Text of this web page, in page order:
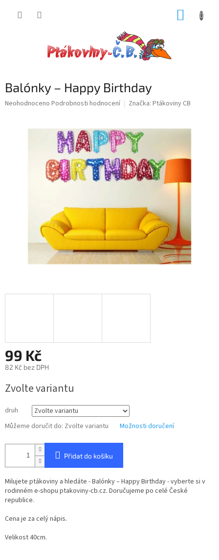
Balónky – Happy Birthday
Průměrné
Neohodnoceno Podrobnosti hodnocení Značka: Ptákoviny CB
99 Kč
82 Kč bez DPH
cena:
Zvolte variantu
druh
Můžeme doručit do: Zvolte variantu Možnosti doručení
Přidat do košíku
Milujete ptákoviny a hledáte - Balónky – Happy Birthday - vyberte si v
rodinném e-shopu ptakoviny-cb.cz. Doručujeme po celé České
republice.
Cena je za celý nápis.
Velikost 40cm.